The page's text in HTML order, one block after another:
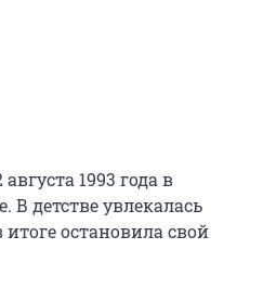
1993 года в
детстве увлекалась
остановила свой